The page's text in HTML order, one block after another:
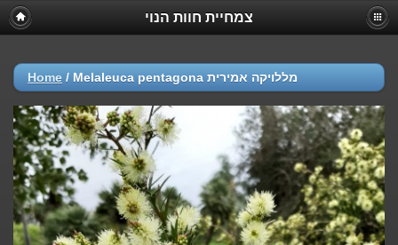
צמחיית חוות הנוי
Home / Melaleuca pentagona מללויקה אמירית